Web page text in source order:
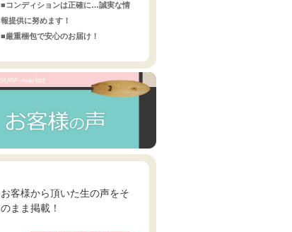
■コンディションは正確に…誠実な情
報提供に努めます！
■厳重梱包で安心のお届け！
お客様から頂いた生の声をそ
のまま掲載！